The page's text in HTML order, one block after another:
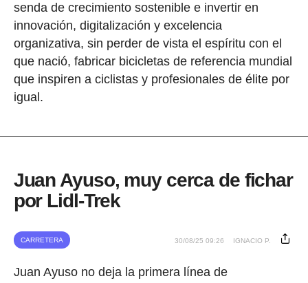
senda de crecimiento sostenible e invertir en
innovación, digitalización y excelencia
organizativa, sin perder de vista el espíritu con el
que nació, fabricar bicicletas de referencia mundial
que inspiren a ciclistas y profesionales de élite por
igual.
Juan Ayuso, muy cerca de fichar
por Lidl-Trek
CARRETERA 30/08/25 09:26 IGNACIO P.
Juan Ayuso no deja la primera línea de